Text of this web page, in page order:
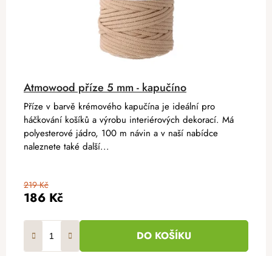
Atmowood příze 5 mm - kapučíno
186 Kč
219 Kč
DO KOŠÍKU
Příze v barvě krémového kapučína je ideální pro
háčkování košíků a výrobu interiérových dekorací. Má
polyesterové jádro, 100 m návin a v naší nabídce
naleznete také další...